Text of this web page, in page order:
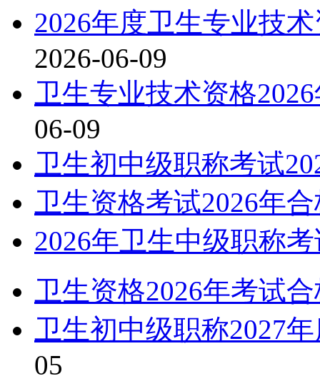
2026年度卫生专业技
2026-06-09
卫生专业技术资格
06-09
卫生初中级职称考试
卫生资格考试2026年
2026年卫生中级职称
卫生资格2026年考试
卫生初中级职称2027
05